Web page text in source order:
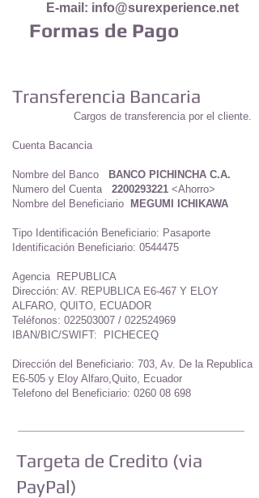
E-mail: info@surexperience.net
Formas de Pago
Transferencia Bancaria
Cargos de transferencia por el cliente.
Cuenta Bacancia
Nombre del Banco
BANCO PICHINCHA C.A.
Numero del Cuenta 2200293221 <Ahorro>
Nombre del Beneficiario MEGUMI ICHIKAWA
Tipo Identificación Beneficiario: Pasaporte
Identificación Beneficiario: 0544475
Agencia REPUBLICA
Dirección: AV. REPUBLICA E6-467 Y ELOY
ALFARO, QUITO, ECUADOR
Teléfonos: 022503007 / 022524969
IBAN/BIC/SWIFT: PICHECEQ
Dirección del Beneficiario: 703, Av. De la Republica
E6-505 y Eloy Alfaro,Quito, Ecuador
Telefono del Beneficiario: 0260 08 698
Targeta de Credito (via
PayPal)